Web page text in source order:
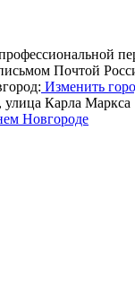
Почтой
Изменить
Карла Маркса
Новгороде